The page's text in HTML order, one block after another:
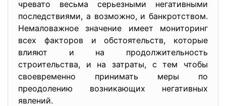
чревато весьма серьезными негативными
последствиями, а возможно, и банкротством.
Немаловажное значение имеет мониторинг
всех факторов и обстоятельств, которые
влияют и на продолжительность
строительства, и на затраты, с тем чтобы
своевременно принимать меры по
преодолению возникающих негативных
явлений.